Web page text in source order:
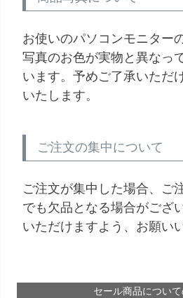
お使いのパソコンモニター
写真のお色が実物と異なっ
います。予めご了承いただ
いたします。
ご注文の集中について
ご注文が集中した場合、ご
でも欠品となる場合がござ
いただけますよう、お願い
セール商品につい